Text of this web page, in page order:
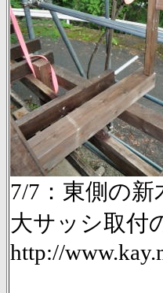
7/7：東側の新
大サッシ取付
http://